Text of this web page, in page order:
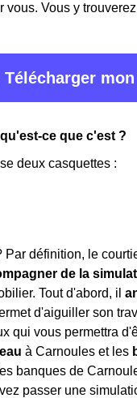
Vous y
Télécharger
ce que c'est ?
deux casquettes :
définition, le
de la
Tout d'abord, il
d'aiguiller son
qui vous permettra
à Carnoules et les
banques de
passer une